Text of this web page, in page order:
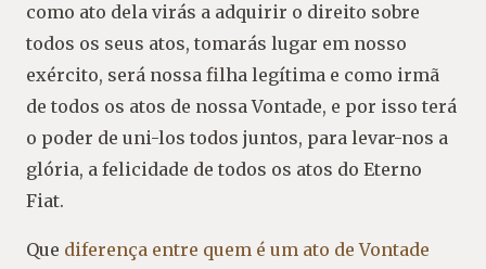
como ato dela virás a adquirir o direito sobre
todos os seus atos, tomarás lugar em nosso
exército, será nossa filha legítima e como irmã
de todos os atos de nossa Vontade, e por isso terá
o poder de uni-los todos juntos, para levar-nos a
glória, a felicidade de todos os atos do Eterno
Fiat.
Que diferença entre quem é um ato de Vontade